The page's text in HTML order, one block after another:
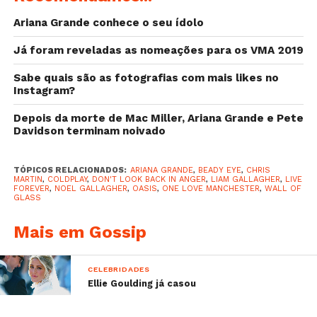
Descobre aqui.
O vocalista dos Oasis e dos Beady Eyes apareceu
apenas momentos depois dos Coldplay terem
cantado a sua música “Don’t Look Back in Anger”
que dedicaram a Ariana Grande.
Williams,Take That,Niall Horan,Little Mix,Robbie
Williams
Black Eyed Peas
Vê a atuação de Liam Gallagher aqui:
Ariana Grande conhece o seu ídolo
Já foram reveladas as nomeações para os VMA 2019
Sabe quais são as fotografias com mais likes no
Instagram?
Depois da morte de Mac Miller, Ariana Grande e Pete
Davidson terminam noivado
TÓPICOS RELACIONADOS: ARIANA GRANDE, BEADY EYE, CHRIS
MARTIN, COLDPLAY, DON'T LOOK BACK IN ANGER, LIAM GALLAGHER, LIVE
FOREVER, NOEL GALLAGHER, OASIS, ONE LOVE MANCHESTER, WALL OF
GLASS
Mais em Gossip
CELEBRIDADES
Ellie Goulding já casou